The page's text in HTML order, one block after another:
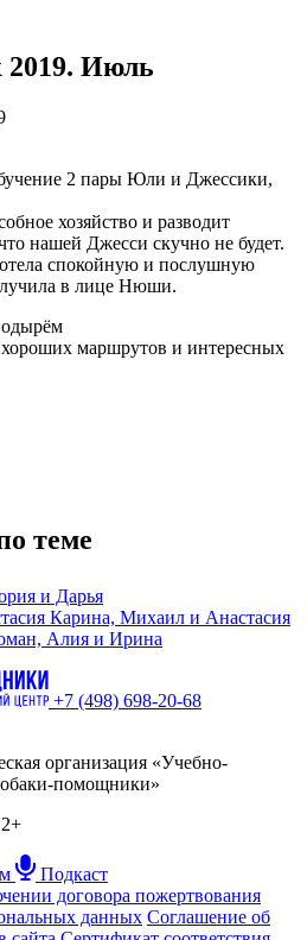
2019. Июль
2 пары Юли и Джессики,
хозяйство и разводит
нашей Джесси скучно не будет.
спокойную и послушную
в лице Нюши.
маршрутов и интересных
теме
и Дарья
Карина, Михаил и Анастасия
Алия и Ирина
+7 (498) 698-20-68
организация «Учебно-
помощники»
Подкаст
договора пожертвования
данных Соглашение об